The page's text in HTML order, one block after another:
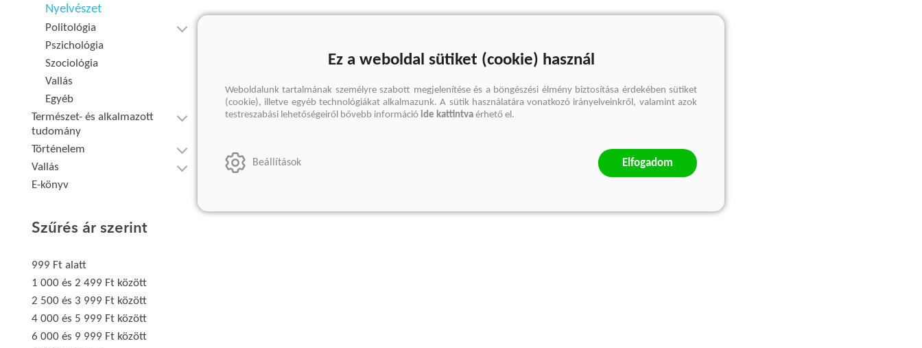
Nyelvészet
Politológia
Pszichológia
Szociológia
Vallás
Egyéb
Természet- és alkalmazott
tudomány
Történelem
Vallás
E-könyv
Szűrés ár szerint
999 Ft alatt
1 000 és 2 499 Ft között
2 500 és 3 999 Ft között
4 000 és 5 999 Ft között
6 000 és 9 999 Ft között
Ez a weboldal sütiket (cookie) használ
Weboldalunk tartalmának személyre szabott megjelenítése és a böngészési élmény biztosítása érdekében sütiket
(cookie), illetve egyéb technológiákat alkalmazunk. A sütik használatára vonatkozó irányelveinkről, valamint azok
testreszabási lehetőségeiről bővebb információ ide kattintva érhető el.
Beállítások Elfogadom